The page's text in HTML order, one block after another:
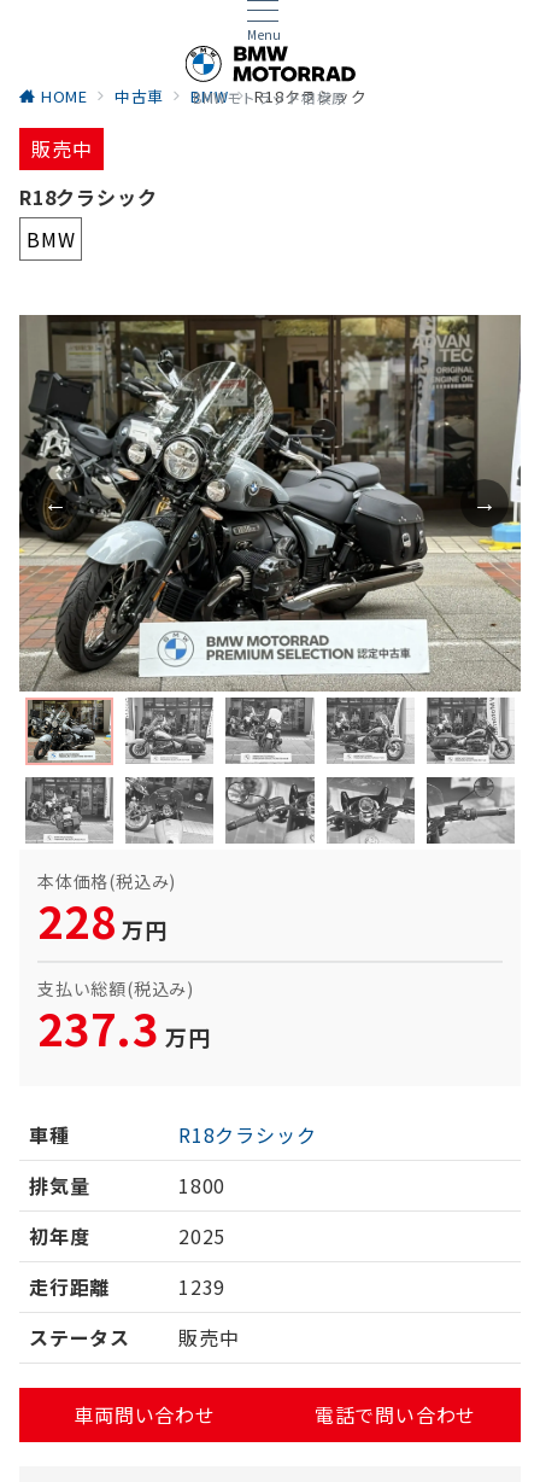
Menu
BMWモトラッド相模原
HOME 中古車 BMW R18クラシック
販売中
R18クラシック
BMW
本体価格(税込み)
228 万円
支払い総額(税込み)
237.3 万円
車種
R18クラシック
排気量
1800
初年度
2025
走行距離
1239
ステータス
販売中
車両問い合わせ 電話で問い合わせ